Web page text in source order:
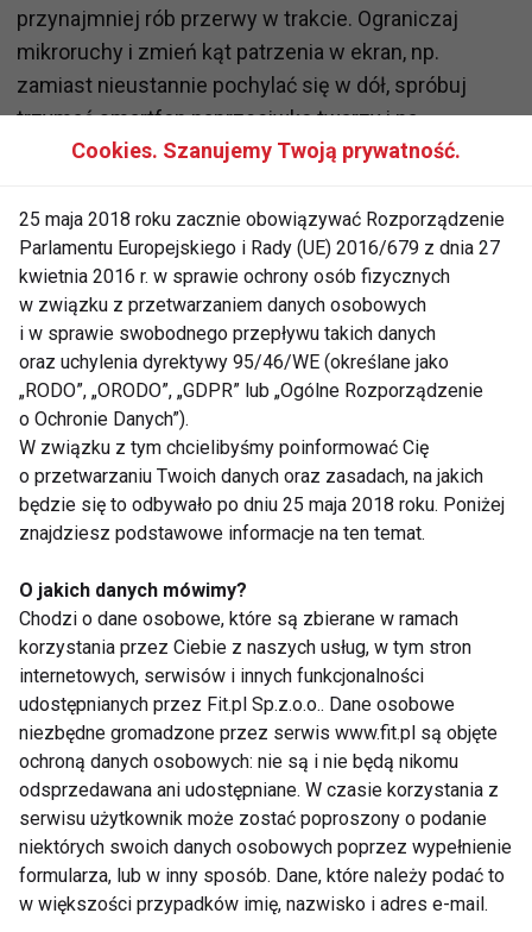
przynajmniej rób przerwy w trakcie. Ograniczaj
mikroruchy i zmień kąt patrzenia w ekran, np.
zamiast nieustannie pochylać się w dół, spróbuj
trzymać smartfon naprzeciwko twarzy i na
wysokości wzroku. Szyja powinna być lekko
pozycji.
-pomocne gadżety-przy korzystaniu ze smartfona,
nie garb się, a przy domowym biurku używaj krzesła
z zagłówkiem i upewnij się, że przy korzystaniu z
laptopa tyłem głowy dotykasz oparcia. Warto
zaopatrzyć się również w ergonomiczny uchwyt na
tablet, dzięki któremu unikniesz nawykowego
zginania szyi.
zabiegi medycyny estetycznej
ostrzegają, że mniej więcej od 25. roku życia
fibroblasty, komórki odpowiadające za syntezę
kolagenu są coraz mniej aktywne, zanika też
naturalnie występujący w naszej skórze kwas
hialuronowy, co stopniowo odbije się na kondycji
naszej skóry i przyśpieszy negatywne
konsekwencje fotostarzenia czy efektu tech neck.
Dlatego tak ważną rolę pełni odpowiednia
pielęgnacja. - W wieku 20-30 lat nie ma potrzeby
decydować się na bardziej inwazyjne zabiegi z
użyciem botoksu czy lifting chirurgiczny. Młody i
Cookies. Szanujemy Twoją prywatność.
25 maja 2018 roku zacznie obowiązywać Rozporządzenie
Parlamentu Europejskiego i Rady (UE) 2016/679 z dnia 27
kwietnia 2016 r. w sprawie ochrony osób fizycznych
w związku z przetwarzaniem danych osobowych
i w sprawie swobodnego przepływu takich danych
oraz uchylenia dyrektywy 95/46/WE (określane jako
„RODO”, „ORODO”, „GDPR” lub „Ogólne Rozporządzenie
o Ochronie Danych”).
W związku z tym chcielibyśmy poinformować Cię
o przetwarzaniu Twoich danych oraz zasadach, na jakich
będzie się to odbywało po dniu 25 maja 2018 roku. Poniżej
znajdziesz podstawowe informacje na ten temat.
O jakich danych mówimy?
Chodzi o dane osobowe, które są zbierane w ramach
korzystania przez Ciebie z naszych usług, w tym stron
internetowych, serwisów i innych funkcjonalności
udostępnianych przez Fit.pl Sp.z.o.o.. Dane osobowe
niezbędne gromadzone przez serwis www.fit.pl są objęte
ochroną danych osobowych: nie są i nie będą nikomu
odsprzedawana ani udostępniane. W czasie korzystania z
serwisu użytkownik może zostać poproszony o podanie
niektórych swoich danych osobowych poprzez wypełnienie
formularza, lub w inny sposób. Dane, które należy podać to
w większości przypadków imię, nazwisko i adres e-mail.